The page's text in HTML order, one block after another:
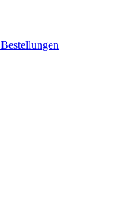
Bestellungen